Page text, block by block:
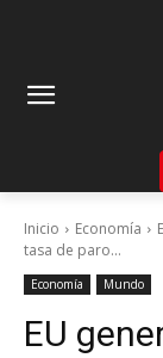
Inicio Economía
tasa de paro...
Economía Mundo
EU